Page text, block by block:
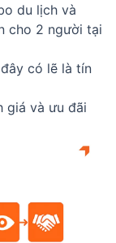
du lịch và
cho 2 người tại
có lẽ là tín
giá và ưu đãi